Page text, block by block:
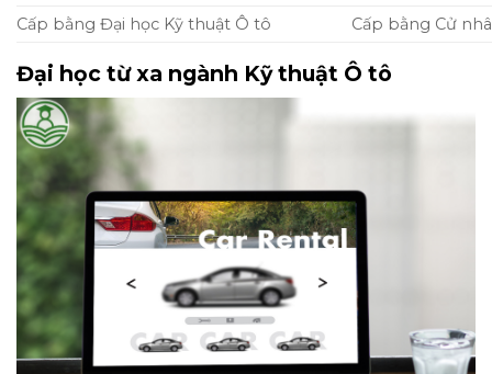
Cấp bằng Đại học Kỹ thuật Ô tô
Cấp bằng Cử
Đại học từ xa ngành Kỹ thuật Ô tô